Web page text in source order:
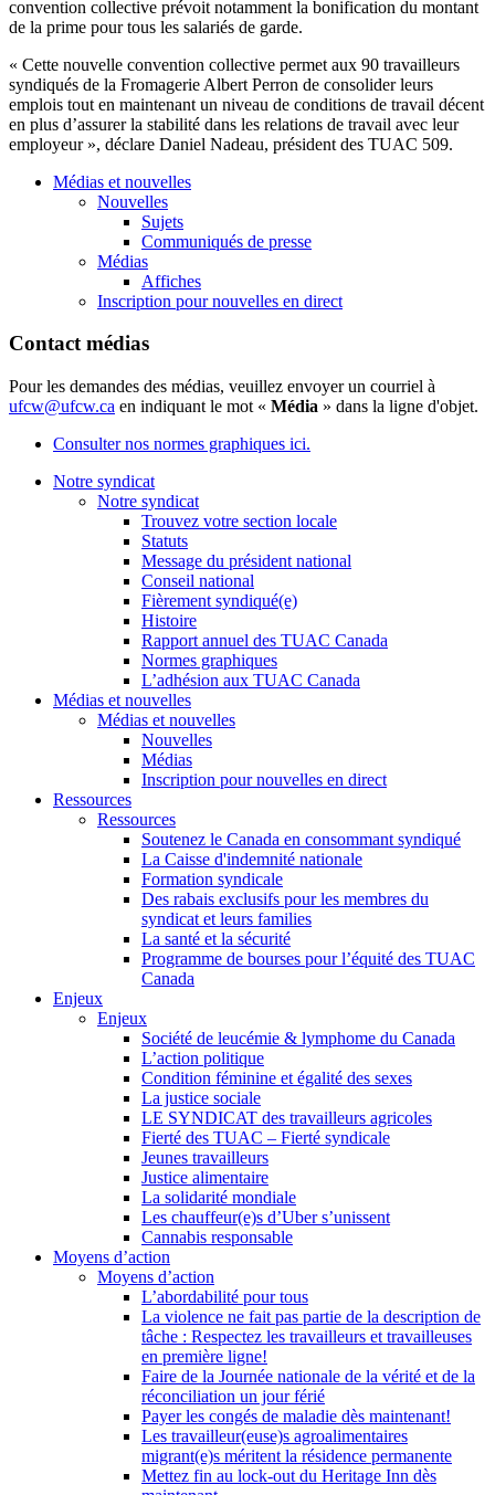
convention collective prévoit notamment la bonification du montant
de la prime pourtous les salariés de garde.
« Cette nouvelle convention collective permet aux 90 travailleurs
syndiqués de la Fromagerie Albert Perron de consolider leurs
emplois tout en maintenant un niveau de conditions de travail décent
en plus d’assurerla stabilité dans les relations de travail avec leur
employeur», déclare Daniel Nadeau, président des TUAC 509.
Médias et nouvelles
Nouvelles
Sujets
Communiqués de presse
Médias
Affiches
Inscription pour nouvelles en direct
Contact médias
Pour les demandes des médias, veuillez envoyer un courriel à
ufcw@ufcw.ca en indiquant le mot « Média » dans la ligne d'objet.
Consulter nos normes graphiques ici.
Notre syndicat
Notre syndicat
Trouvez votre section locale
Statuts
Message du président national
Conseil national
Fièrement syndiqué(e)
Histoire
Rapport annuel des TUAC Canada
Normes graphiques
L’adhésion aux TUAC Canada
Médias et nouvelles
Médias et nouvelles
Nouvelles
Médias
Inscription pour nouvelles en direct
Ressources
Ressources
Soutenez le Canada en consommant syndiqué
La Caisse d'indemnité nationale
Formation syndicale
Des rabais exclusifs pour les membres du
syndicat et leurs families
La santé et la sécurité
Programme de bourses pour l’équité des TUAC
Canada
Enjeux
Enjeux
Société de leucémie & lymphome du Canada
L’action politique
Condition féminine et égalité des sexes
La justice sociale
LE SYNDICAT des travailleurs agricoles
Fierté des TUAC – Fierté syndicale
Jeunes travailleurs
Justice alimentaire
La solidarité mondiale
Les chauffeur(e)s d’Uber s’unissent
Cannabis responsable
Moyens d’action
Moyens d’action
L’abordabilité pour tous
La violence ne fait pas partie de la description de
tâche : Respectez les travailleurs et travailleuses
en première ligne!
Faire de la Journée nationale de la vérité et de la
réconciliation un jour férié
Payer les congés de maladie dès maintenant!
Les travailleur(euse)s agroalimentaires
migrant(e)s méritent la résidence permanente
Mettez fin au lock-out du Heritage Inn dès